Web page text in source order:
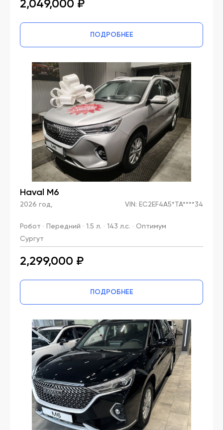
2,049,000 ₽
ПОДРОБНЕЕ
Haval M6
2026 год, VIN: EC2EF4A5*TA****34
Робот · Передний · 1.5 л. · 143 л.с. · Оптимум
Сургут
2,299,000 ₽
ПОДРОБНЕЕ